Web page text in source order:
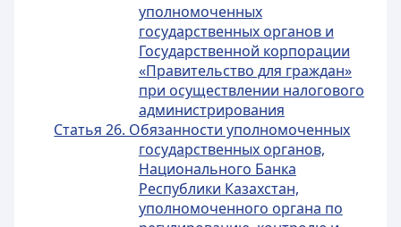
уполномоченных
государственных органов и
Государственной корпорации
«Правительство для граждан»
при осуществлении налогового
администрирования
Статья 26. Обязанности уполномоченных
государственных органов,
Национального Банка
Республики Казахстан,
уполномоченного органа по